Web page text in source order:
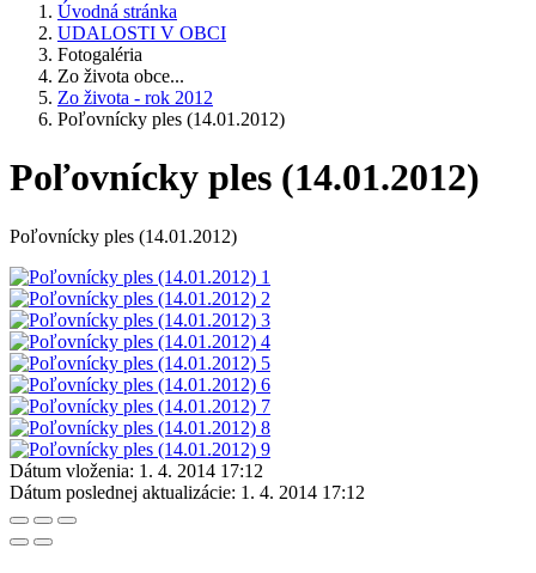
Úvodná stránka
UDALOSTI V OBCI
Fotogaléria
Zo života obce...
Zo života - rok 2012
Poľovnícky ples (14.01.2012)
Poľovnícky ples (14.01.2012)
Poľovnícky ples (14.01.2012)
Dátum vloženia: 1. 4. 2014 17:12
Dátum poslednej aktualizácie: 1. 4. 2014 17:12